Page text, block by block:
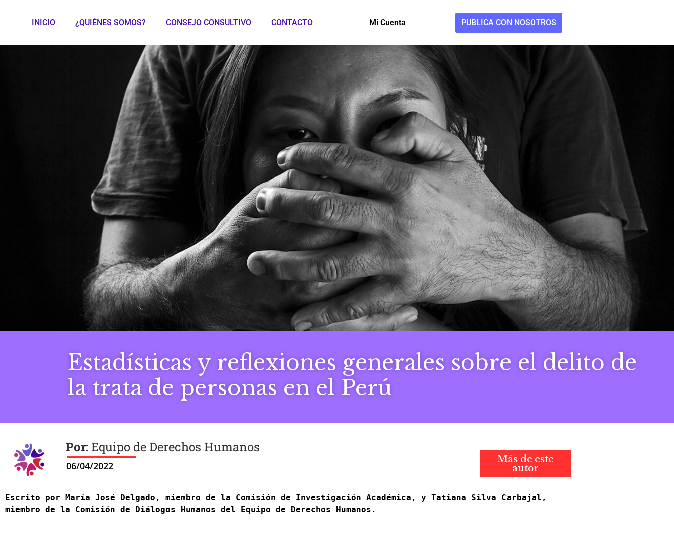
INICIO ¿QUIÉNES SOMOS? CONSEJO CONSULTIVO CONTACTO Mi Cuenta PUBLICA CON NOSOTROS
Estadísticas y reflexiones generales sobre el delito de
la trata de personas en el Perú
Equipo de Derechos Humanos
Más de este
autor
Escrito por María José Delgado, miembro de la Comisión de Investigación Académica, y Tatiana Silva Carbajal,
miembro de la Comisión de Diálogos Humanos del Equipo de Derechos Humanos.
06/04/2022